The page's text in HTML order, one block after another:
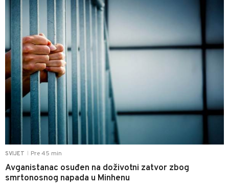
SVIJET Pre 45 min
Avganistanac osuđen na doživotni zatvor zbog
smrtonosnog napada u Minhenu